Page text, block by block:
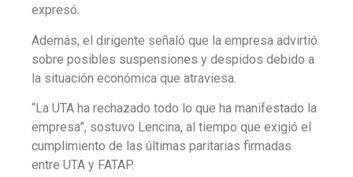
expresó.
Además, el dirigente señaló que la empresa advirtió
sobre posibles suspensiones y despidos debido a
la situación económica que atraviesa.
“La UTA ha rechazado todo lo que ha manifestado la
empresa”, sostuvo Lencina, al tiempo que exigió el
cumplimiento de las últimas paritarias firmadas
entre UTA y FATAP.